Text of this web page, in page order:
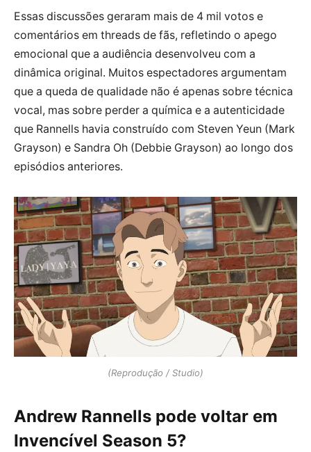
Essas discussões geraram mais de 4 mil votos e
comentários em threads de fãs, refletindo o apego
emocional que a audiência desenvolveu com a
dinâmica original. Muitos espectadores argumentam
que a queda de qualidade não é apenas sobre técnica
vocal, mas sobre perder a química e a autenticidade
que Rannells havia construído com Steven Yeun (Mark
Grayson) e Sandra Oh (Debbie Grayson) ao longo dos
episódios anteriores.
(Reprodução / Studio)
Andrew Rannells pode voltar em
Invencível Season 5?